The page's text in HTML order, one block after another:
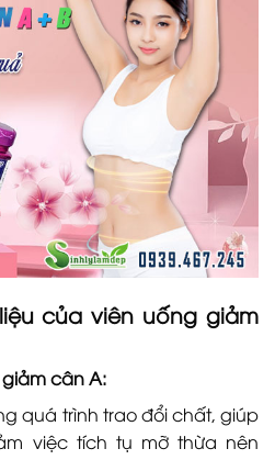
của viên uống giảm
cân A:
quá trình trao đổi chất, giúp
việc tích tụ mỡ thừa nên